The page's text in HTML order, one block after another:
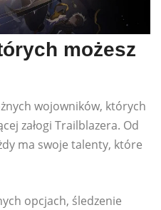
możesz
wojowników, których
załogi Trailblazera. Od
ma swoje talenty, które
opcjach, śledzenie